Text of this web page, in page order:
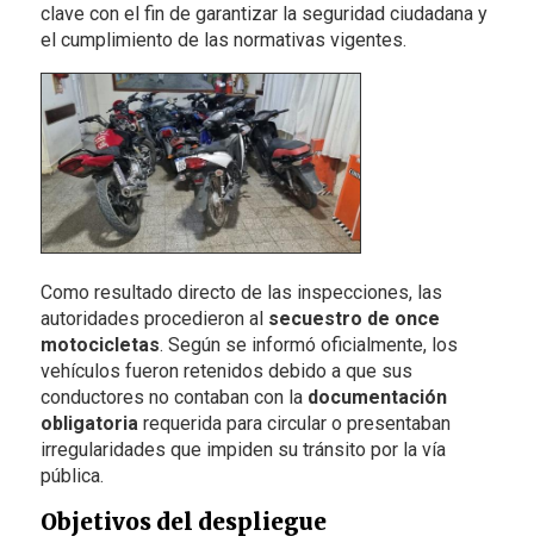
clave con el fin de garantizar la seguridad ciudadana y
el cumplimiento de las normativas vigentes.
Como resultado directo de las inspecciones, las
autoridades procedieron al secuestro de once
motocicletas. Según se informó oficialmente, los
vehículos fueron retenidos debido a que sus
conductores no contaban con la documentación
obligatoriarequerida para circular o presentaban
irregularidades que impiden su tránsito por la vía
pública.
Objetivos del despliegue